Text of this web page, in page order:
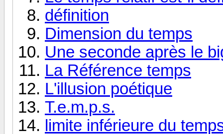
définition
Dimension du temps
Une seconde après le
La Référence temps
L'illusion poétique
T.e.m.p.s.
limite inférieure du